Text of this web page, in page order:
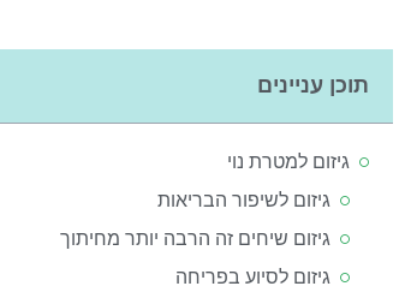
תוכן עניינים
גיזום למטרת נוי
גיזום לשיפור הבריאות
גיזום שיחים זה הרבה יותר מחיתוך
גיזום לסיוע בפריחה